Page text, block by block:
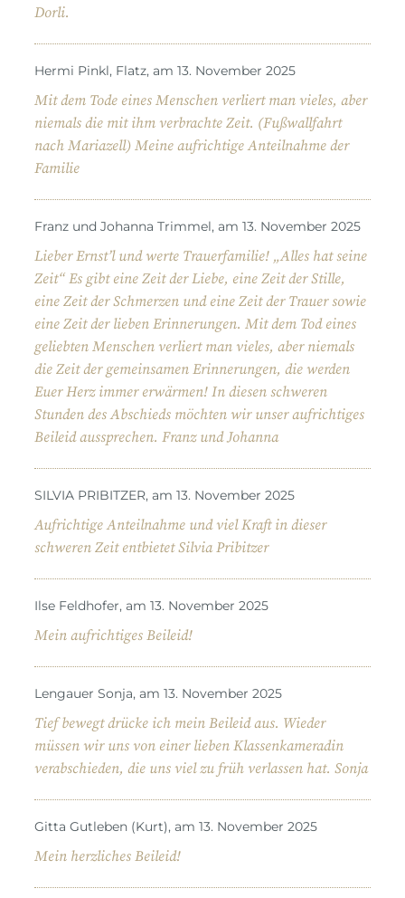
Dorli.
Hermi Pinkl, Flatz, am 13. November 2025
Mit dem Tode eines Menschen verliert man vieles, aber
niemals die mit ihm verbrachte Zeit. (Fußwallfahrt
nach Mariazell) Meine aufrichtige Anteilnahme der
Familie
Franz und Johanna Trimmel, am 13. November 2025
Lieber Ernst’l und werte Trauerfamilie! „Alles hat seine
Zeit“ Es gibt eine Zeit der Liebe, eine Zeit der Stille,
eine Zeit der Schmerzen und eine Zeit der Trauer sowie
eine Zeit der lieben Erinnerungen. Mit dem Tod eines
geliebten Menschen verliert man vieles, aber niemals
die Zeit der gemeinsamen Erinnerungen, die werden
Euer Herz immer erwärmen! In diesen schweren
Stunden des Abschieds möchten wir unser aufrichtiges
Beileid aussprechen. Franz und Johanna
SILVIA PRIBITZER, am 13. November 2025
Aufrichtige Anteilnahme und viel Kraft in dieser
schweren Zeit entbietet Silvia Pribitzer
Ilse Feldhofer, am 13. November 2025
Mein aufrichtiges Beileid!
Lengauer Sonja, am 13. November 2025
Tief bewegt drücke ich mein Beileid aus. Wieder
müssen wir uns von einer lieben Klassenkameradin
verabschieden, die uns viel zu früh verlassen hat. Sonja
Gitta Gutleben (Kurt), am 13. November 2025
Mein herzliches Beileid!